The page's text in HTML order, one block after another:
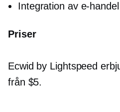
Integration av e-handel
Priser
Ecwid by Lightspeed
från $5.